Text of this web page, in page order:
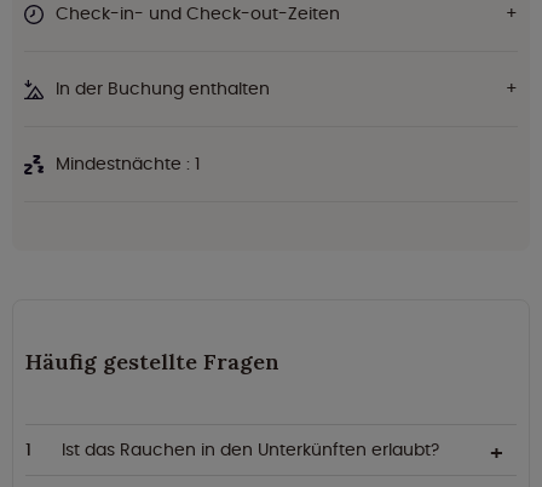
Check-in- und Check-out-Zeiten
In der Buchung enthalten
Mindestnächte : 1
Häufig gestellte Fragen
Ist das Rauchen in den Unterkünften erlaubt?